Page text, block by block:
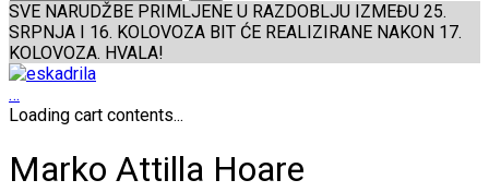
SVE NARUDŽBE PRIMLJENE U RAZDOBLJU IZMEĐU 25.
SRPNJA I 16. KOLOVOZA BIT ĆE REALIZIRANE NAKON 17.
KOLOVOZA. HVALA!
…
Loading cart contents...
Marko Attilla Hoare